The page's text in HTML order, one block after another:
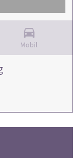
Mobil